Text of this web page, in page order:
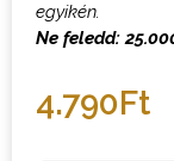
egyikén.
Ne feledd:
4.790Ft